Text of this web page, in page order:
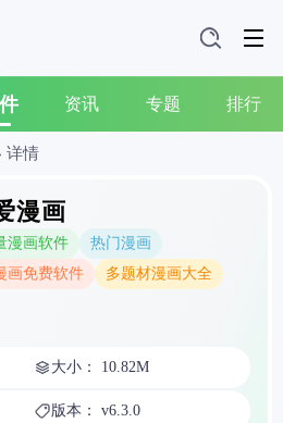
资讯 专题 排行
详情
漫画
漫画软件
热门漫画
画免费软件
多题材漫画大全
大小： 10.82M
版本： v6.3.0